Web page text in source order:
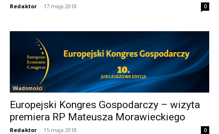
Redaktor - 17 maja 2018 0
Wiadomości
Europejski Kongres Gospodarczy – wizyta
premiera RP Mateusza Morawieckiego
Redaktor - 15 maja 2018 0